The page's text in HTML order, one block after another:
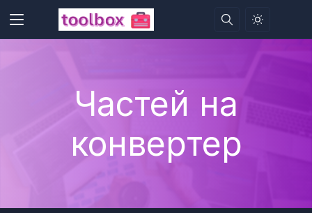
Частей на
конвертер